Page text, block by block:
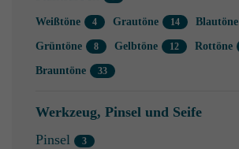
Weißtöne Grautöne Blautöne
Grüntöne Gelbtöne Rottöne
Brauntöne
Werkzeug, Pinsel und Seife
Pinsel